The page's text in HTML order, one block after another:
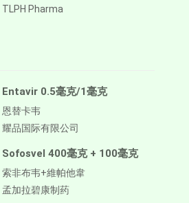
TLPH Pharma
Entavir 0.5毫克/1毫克
恩替卡韦
耀品国际有限公司
Sofosvel 400毫克 + 100毫克
索非布韦+維帕他韋
孟加拉碧康制药